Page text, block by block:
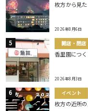
枚方から見
2026年8月6日
開店・閉店
香里園につ
2026年8月3日
イベント
枚方の近所